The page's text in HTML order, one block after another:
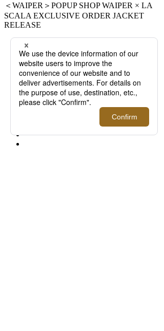
＜WAIPER＞POPUP SHOP WAIPER × LA
SCALA EXCLUSIVE ORDER JACKET
RELEASE